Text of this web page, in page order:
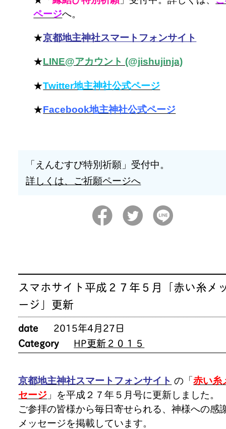
ページへ。
★京都地主神社スマートフォンサイト
★LINE@アカウント (@jishujinja)
★Twitter地主神社公式ページ
★Facebook地主神社公式ページ
「えんむすび特別祈願」受付中。
詳しくは、ご祈願ページへ
スマホサイト平成２７年５月「赤い糸メ
ージ」更新
date
2015年4月27日
Category
HP更新２０１５
京都地主神社スマートフォンサイト の「赤い糸
セージ 」を平成２７年５月号に更新しました。
ご参拝の皆様から毎日寄せられる、神様への感
メッセージを掲載しています。